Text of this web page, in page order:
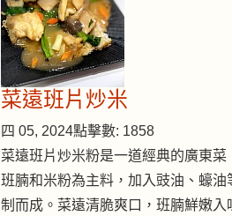
菜遠班片炒米
四 05, 2024點擊數: 1858
菜遠班片炒米粉是一道經典的廣東菜
班腩和米粉為主料，加入豉油、蠔油
制而成。菜遠清脆爽口，班腩鮮嫩